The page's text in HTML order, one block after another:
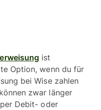
ist
Option, wenn du für
bei Wise zahlen
zwar länger
Debit- oder